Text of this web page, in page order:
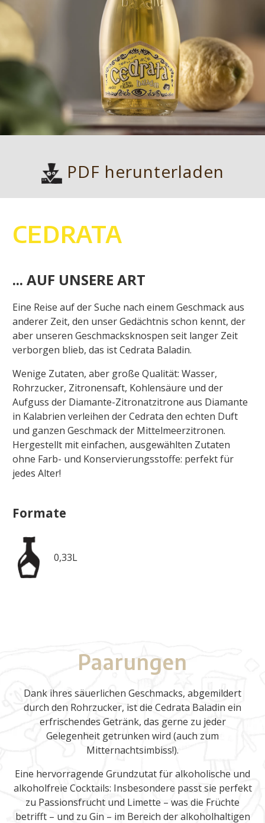
PDF herunterladen
CEDRATA
... AUF UNSERE ART
Eine Reise auf der Suche nach einem Geschmack aus
anderer Zeit, den unser Gedächtnis schon kennt, der
aber unseren Geschmacksknospen seit langer Zeit
verborgen blieb, das ist Cedrata Baladin.
Wenige Zutaten, aber große Qualität: Wasser,
Rohrzucker, Zitronensaft, Kohlensäure und der
Aufguss der Diamante-Zitronatzitrone aus Diamante
in Kalabrien verleihen der Cedrata den echten Duft
und ganzen Geschmack der Mittelmeerzitronen.
Hergestellt mit einfachen, ausgewählten Zutaten
ohne Farb- und Konservierungsstoffe: perfekt für
jedes Alter!
Formate
0,33L
Paarungen
Dank ihres säuerlichen Geschmacks, abgemildert
durch den Rohrzucker, ist die Cedrata Baladin ein
erfrischendes Getränk, das gerne zu jeder
Gelegenheit getrunken wird (auch zum
Mitternachtsimbiss!).
Eine hervorragende Grundzutat für alkoholische und
alkoholfreie Cocktails: Insbesondere passt sie perfekt
zu Passionsfrucht und Limette – was die Früchte
betrifft – und zu Gin – im Bereich der alkoholhaltigen